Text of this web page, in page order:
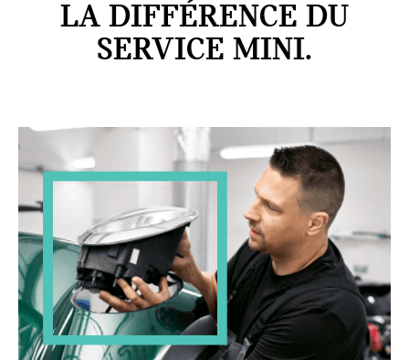
LA DIFFÉRENCE DU
SERVICE MINI.